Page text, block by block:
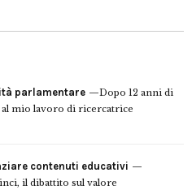
parlamentare
Dopo 12 anni di
mio lavoro di ricercatrice
contenuti educativi
il dibattito sul valore